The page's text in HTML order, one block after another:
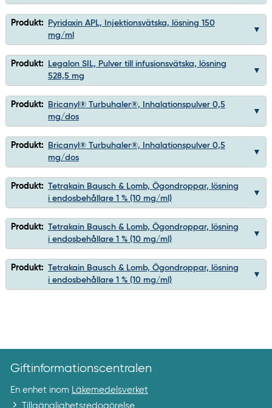
Produkt:
Pyridoxin APL, Injektionsvätska, lösning 150
mg/ml
Produkt:
Legalon SIL, Pulver till infusionsvätska, lösning
528,5 mg
Produkt:
Bricanyl® Turbuhaler®, Inhalationspulver 0,5
mg/dos
Produkt:
Bricanyl® Turbuhaler®, Inhalationspulver 0,5
mg/dos
Produkt: Tetrakain Bausch & Lomb, Ögondroppar, lösning
i endosbehållare 1 % (10 mg/ml)
Produkt: Tetrakain Bausch & Lomb, Ögondroppar, lösning
i endosbehållare 1 % (10 mg/ml)
Produkt: Tetrakain Bausch & Lomb, Ögondroppar, lösning
i endosbehållare 1 % (10 mg/ml)
Giftinformationscentralen
En enhet inom Läkemedelsverket
Tillgänglighetsredogörelse